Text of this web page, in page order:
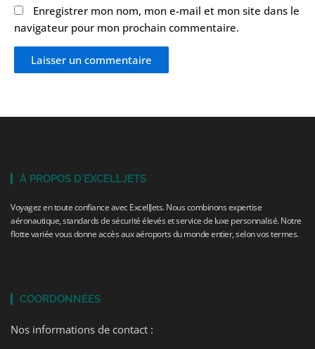
Enregistrer mon nom, mon e-mail et mon site dans le
navigateur pour mon prochain commentaire.
À PROPOS D'EXCELLJETS
Voyagez en toute confiance avec ExcellJets. Nous combinons expertise
aéronautique, standards de sécurité élevés et service de luxe personnalisé. Notre
flotte variée vous donne accès aux aéroports du monde entier, selon vos termes.
COORDONNÉES
Nos informations de contact :